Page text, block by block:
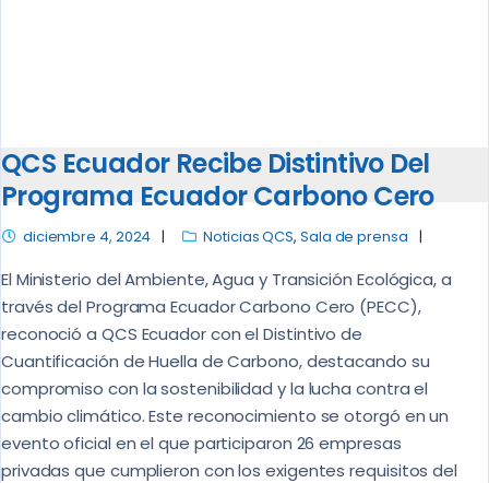
QCS Ecuador Recibe Distintivo Del
Programa Ecuador Carbono Cero
diciembre 4, 2024 Noticias QCS, Sala de prensa
El Ministerio del Ambiente, Agua y Transición Ecológica, a
través del Programa Ecuador Carbono Cero (PECC),
reconoció a QCS Ecuador con el Distintivo de
Cuantificación de Huella de Carbono, destacando su
compromiso con la sostenibilidad y la lucha contra el
cambio climático. Este reconocimiento se otorgó en un
evento oficial en el que participaron 26 empresas
privadas que cumplieron con los exigentes requisitos del